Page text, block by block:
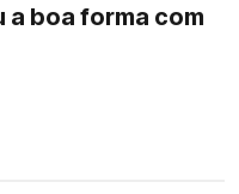
a boa forma com